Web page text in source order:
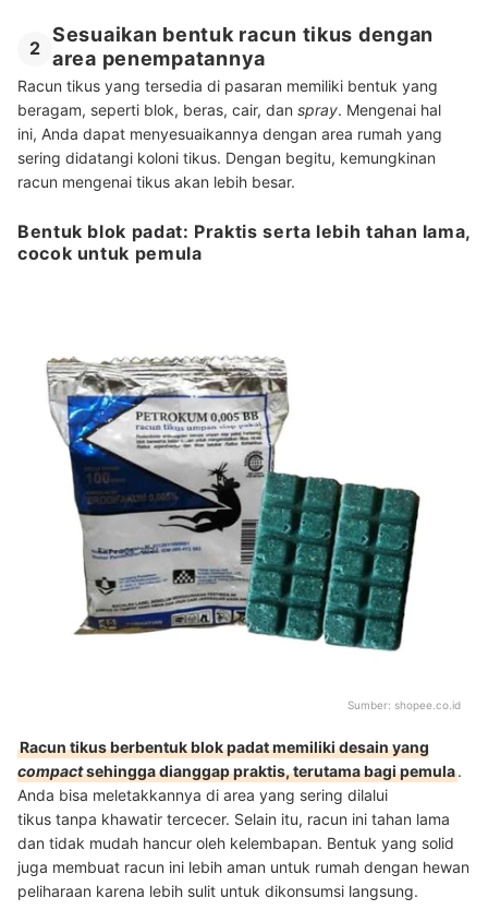
2
Sesuaikan bentuk racun tikus dengan
area penempatannya
Racun tikus yang tersedia di pasaran memiliki bentuk yang
beragam, seperti blok, beras, cair, dan spray. Mengenai hal
ini, Anda dapat menyesuaikannya dengan area rumah yang
sering didatangi koloni tikus. Dengan begitu, kemungkinan
racun mengenai tikus akan lebih besar.
Bentuk blok padat: Praktis serta lebih tahan lama,
cocok untuk pemula
Sumber: shopee.co.id
Racun tikus berbentuk blok padat memiliki desain yang
compactsehingga dianggap praktis, terutama bagi pemula.
Anda bisa meletakkannya di area yang sering dilalui
tikus tanpa khawatir tercecer. Selain itu, racun ini tahan lama
dan tidak mudah hancur oleh kelembapan. Bentuk yang solid
juga membuat racun ini lebih aman untuk rumah dengan hewan
peliharaan karena lebih sulit untuk dikonsumsi langsung.